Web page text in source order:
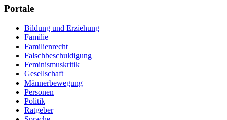
Portale
Bildung und Erziehung
Familie
Familienrecht
Falschbeschuldigung
Feminismuskritik
Gesellschaft
Männerbewegung
Personen
Politik
Ratgeber